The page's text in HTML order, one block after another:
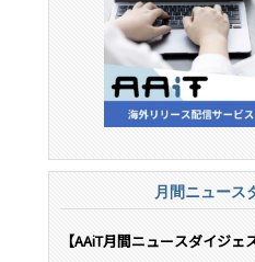
月間ニュース
【AAiT月間ニュースダイジ